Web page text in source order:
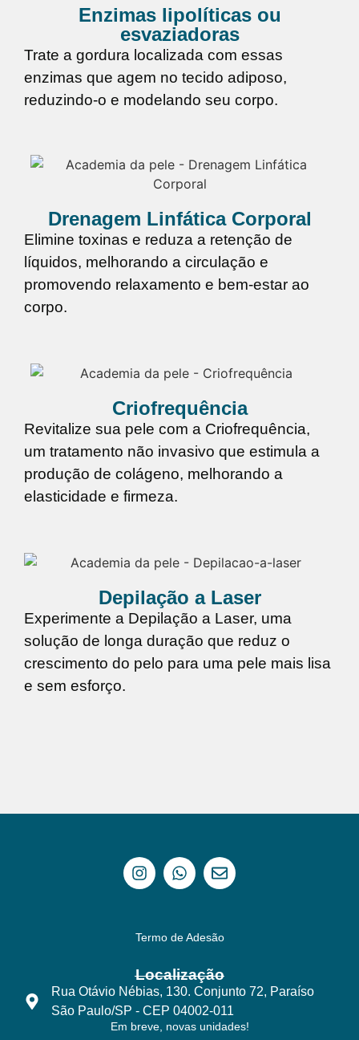
Enzimas lipolíticas ou
esvaziadoras
Trate a gordura localizada com essas
enzimas que agem no tecido adiposo,
reduzindo-o e modelando seu corpo.
Drenagem Linfática Corporal
Elimine toxinas e reduza a retenção de
líquidos, melhorando a circulação e
promovendo relaxamento e bem-estar ao
corpo.
Criofrequência
Revitalize sua pele com a Criofrequência,
um tratamento não invasivo que estimula a
produção de colágeno, melhorando a
elasticidade e firmeza.
Depilação a Laser
Experimente a Depilação a Laser, uma
solução de longa duração que reduz o
crescimento do pelo para uma pele mais lisa
e sem esforço.
Termo de Adesão
Localização
Rua Otávio Nébias, 130. Conjunto 72, Paraíso
São Paulo/SP - CEP 04002-011
Em breve, novas unidades!